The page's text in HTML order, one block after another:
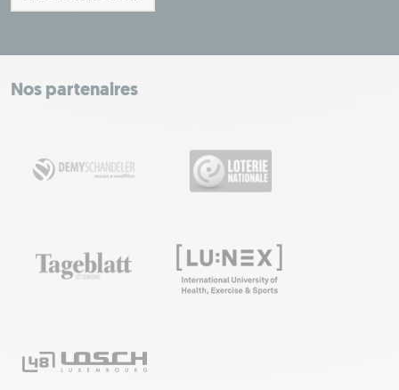
+
−
Leaflet|Map tiles by Carto, under CC BY 3.0. Data by OpenStreetMap, under
Nos partenaires